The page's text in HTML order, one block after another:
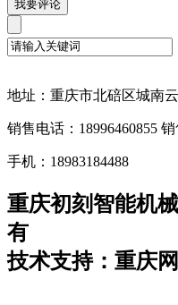
地址：重庆市北碚区城南
销售电话：18996460855 销
手机：18983184488
重庆初刻智能机
有
技术支持：重庆